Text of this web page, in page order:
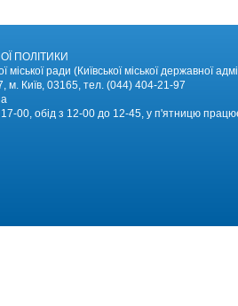
ПОЛІТИКИ
міської ради (Київської міської державної
Київ, 03165, тел. (044) 404-21-97
00, обід з 12-00 до 12-45, у п'ятницю